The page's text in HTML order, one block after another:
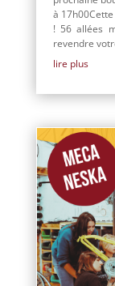
à
! 56 allées
revendre
lire plus